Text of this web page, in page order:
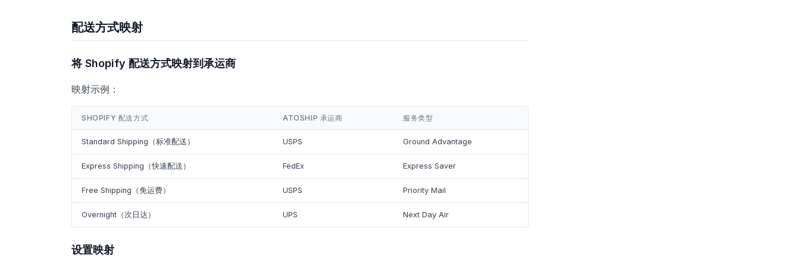
配送方式映射
将 Shopify 配送方式映射到承运商
映射示例：
SHOPIFY 配送方式 ATOSHIP 承运商 服务类型
Standard Shipping（标准配送） USPS Ground Advantage
Express Shipping（快速配送） FedEx Express Saver
Free Shipping（免运费） USPS Priority Mail
Overnight（次日达） UPS Next Day Air
设置映射